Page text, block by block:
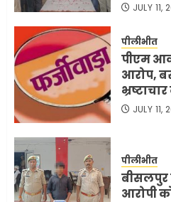
JULY 11,
पीलीभीत
पीएम
आरोप,
JULY 11,
पीलीभीत
आरोपी